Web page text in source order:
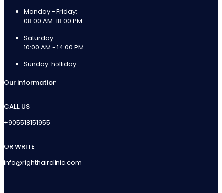
Monday - Friday:
08:00 AM-18:00 PM
Saturday:
10:00 AM - 14:00 PM
Sunday: holliday
Our information
CALL US
+905518151955
OR WRITE
info@righthairclinic.com